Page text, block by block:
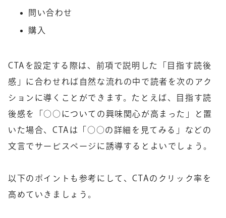
問い合わせ
購入
CTAを設定する際は、前項で説明した「目指す読後
感」に合わせれば自然な流れの中で読者を次のアク
ションに導くことができます。たとえば、目指す読
後感を「○○についての興味関心が高まった」と置
いた場合、CTAは「○○の詳細を見てみる」などの
文言でサービスページに誘導するとよいでしょう。
以下のポイントも参考にして、CTAのクリック率を
高めていきましょう。